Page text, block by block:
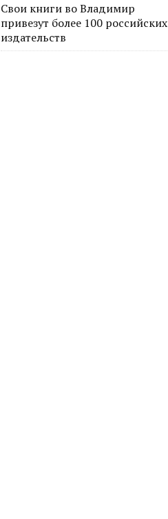
Свои книги во Владимир
привезут более 100 российских
издательств